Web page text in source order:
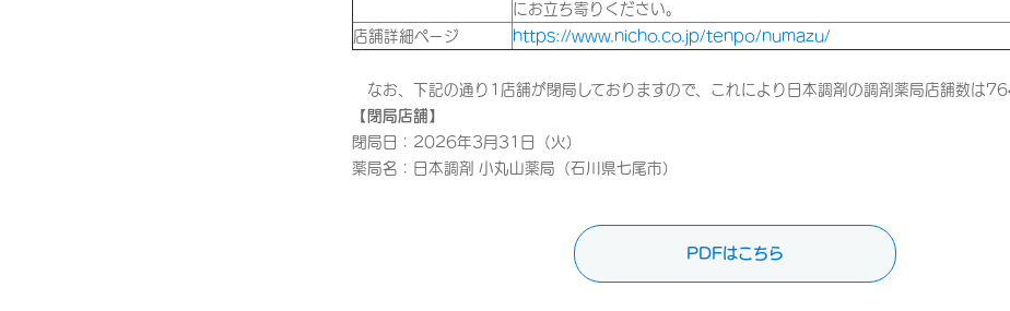
にお立ち寄りください。
店舗詳細ページ
https://www.nicho.co.jp/tenpo/numazu/
なお、下記の通り1店舗が閉局しておりますので、これにより日本調剤の調剤薬局店舗数は
【閉局店舗】
閉局日：2026年3月31日（火）
薬局名：日本調剤 小丸山薬局（石川県七尾市）
PDFはこちら